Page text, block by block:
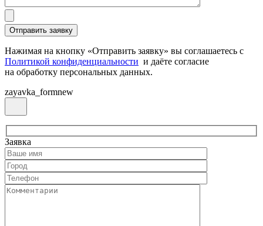
Нажимая на кнопку «Отправить заявку» вы соглашаетесь с
Политикой конфиденциальности и даёте согласие
на обработку персональных данных.
zayavka_formnew
Заявка